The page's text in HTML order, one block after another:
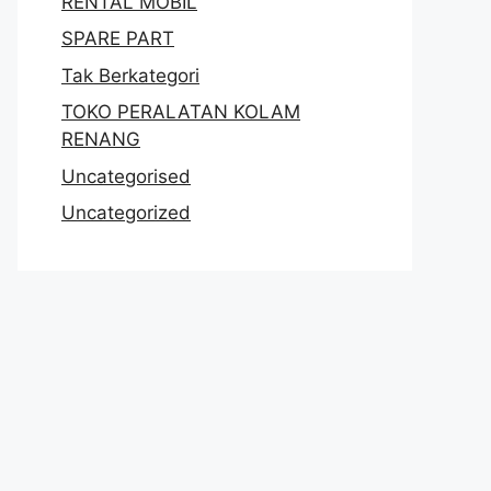
SPARE PART
Tak Berkategori
TOKO PERALATAN KOLAM
RENANG
Uncategorised
Uncategorized